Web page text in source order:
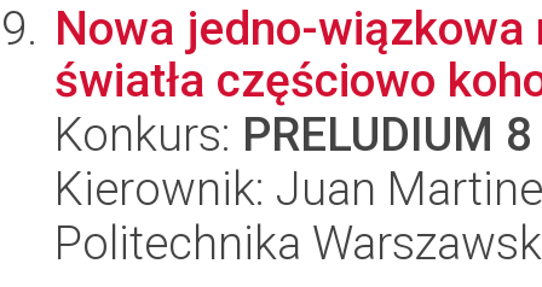
Nowa jedno-
światła częściowo
Konkurs: PRELUDIUM 8
Kierownik: Juan
Politechnika